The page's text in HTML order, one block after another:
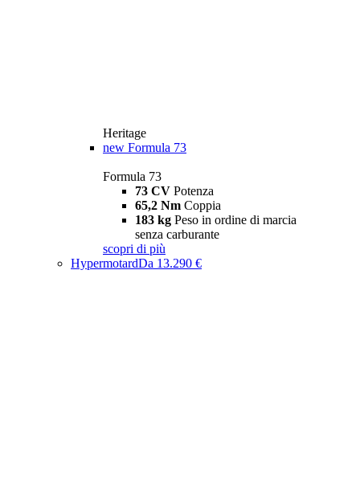
Heritage
new Formula 73
Formula 73
73 CV Potenza
65,2 Nm Coppia
183 kg Peso in ordine di marcia
senza carburante
scopri di più
HypermotardDa 13.290 €